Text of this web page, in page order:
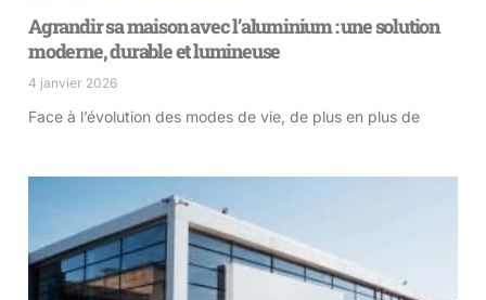
Agrandir sa maison avec l’aluminium : une solution
moderne, durable et lumineuse
4 janvier 2026
Face à l’évolution des modes de vie, de plus en plus de